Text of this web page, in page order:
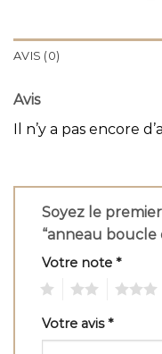
AVIS (0)
Avis
Il n’y a pas encore
Soyez le
“anneau boucle
Votre note *
Votre avis*